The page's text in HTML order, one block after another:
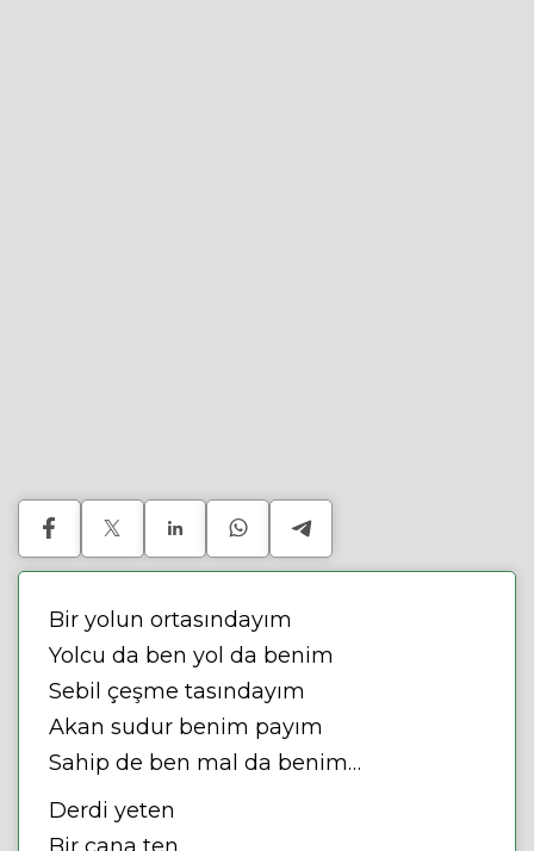
Bir yolun ortasındayım
Yolcu da ben yol da benim
Sebil çeşme tasındayım
Akan sudur benim payım
Sahip de ben mal da benim…
Derdi yeten